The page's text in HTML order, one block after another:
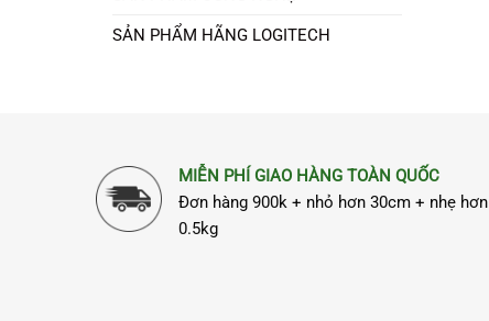
SẢN PHẨM HÃNG LOGITECH
MIỄN PHÍ GIAO HÀNG TOÀN QUỐC
Đơn hàng 900k + nhỏ hơn 30cm + nhẹ hơn
0.5kg